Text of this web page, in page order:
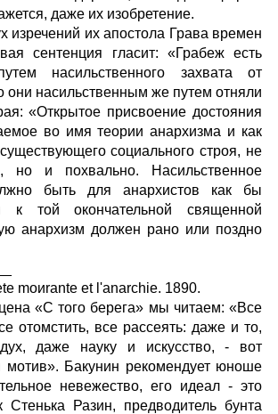
даже их изобретение.
изречений их апостола Грава времен
сентенция гласит: «Грабеж есть
насильственного захвата от
они насильственным же путем отняли
«Открытое присвоение достояния
во имя теории анархизма и как
социального строя, не
но и похвально. Насильственное
быть для анархистов как бы
к той окончательной священной
анархизм должен рано или поздно
mоиrante еt l'аnarchie. 1890.
«С того берега» мы читаем: «Все
отомстить, все рассеять: даже и то,
даже науку и искусство, - вот
Бакунин рекомендует юноше
невежество, его идеал - это
Стенька Разин, предводитель бунта